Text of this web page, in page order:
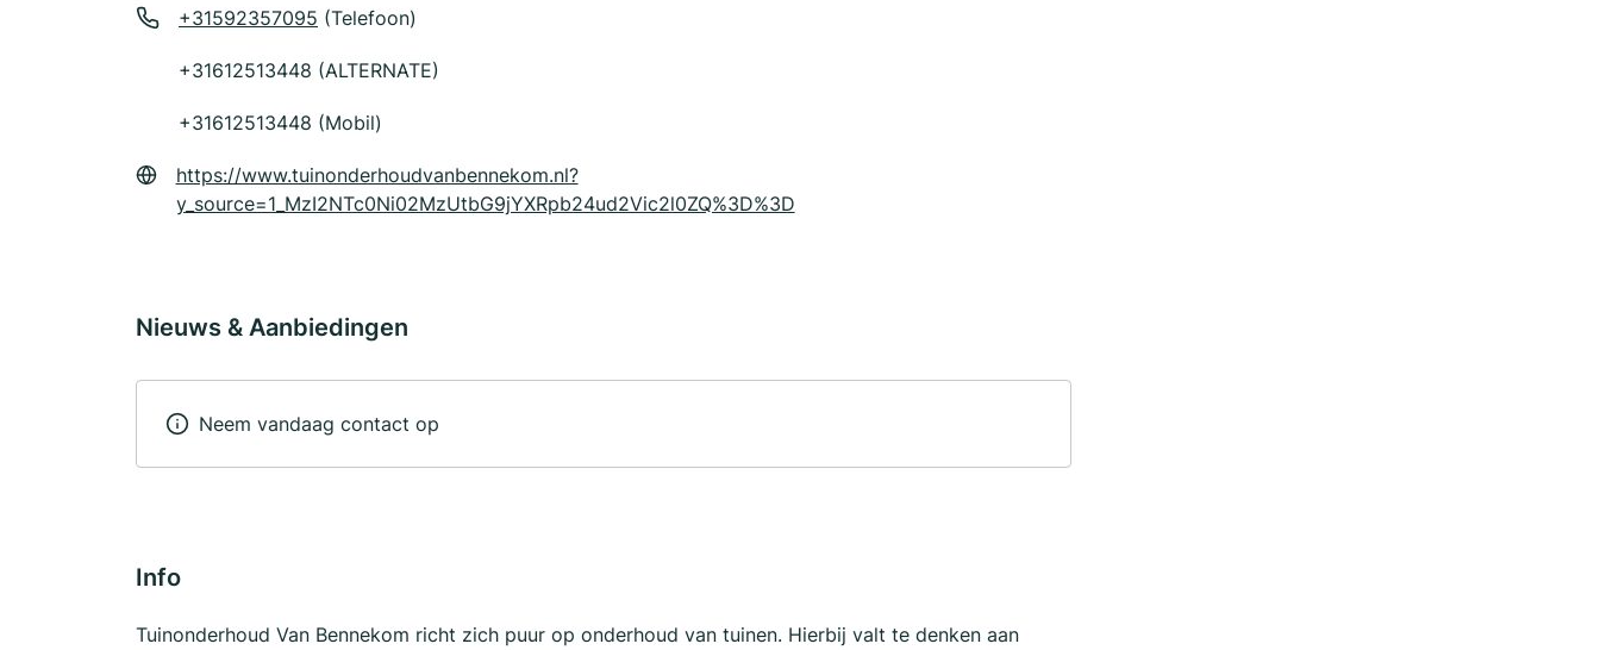
+31592357095 (Telefoon)
+31612513448 (ALTERNATE)
+31612513448 (Mobil)
https://www.tuinonderhoudvanbennekom.nl?
y_source=1_MzI2NTc0Ni02MzUtbG9jYXRpb24ud2Vic2l0ZQ%3D%3D
Nieuws & Aanbiedingen
Neem vandaag contact op
Info
Tuinonderhoud Van Bennekom richt zich puur op onderhoud van tuinen. Hierbij valt te denken aan